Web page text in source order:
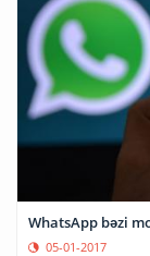
WhatsApp bəzi
05-01-2017